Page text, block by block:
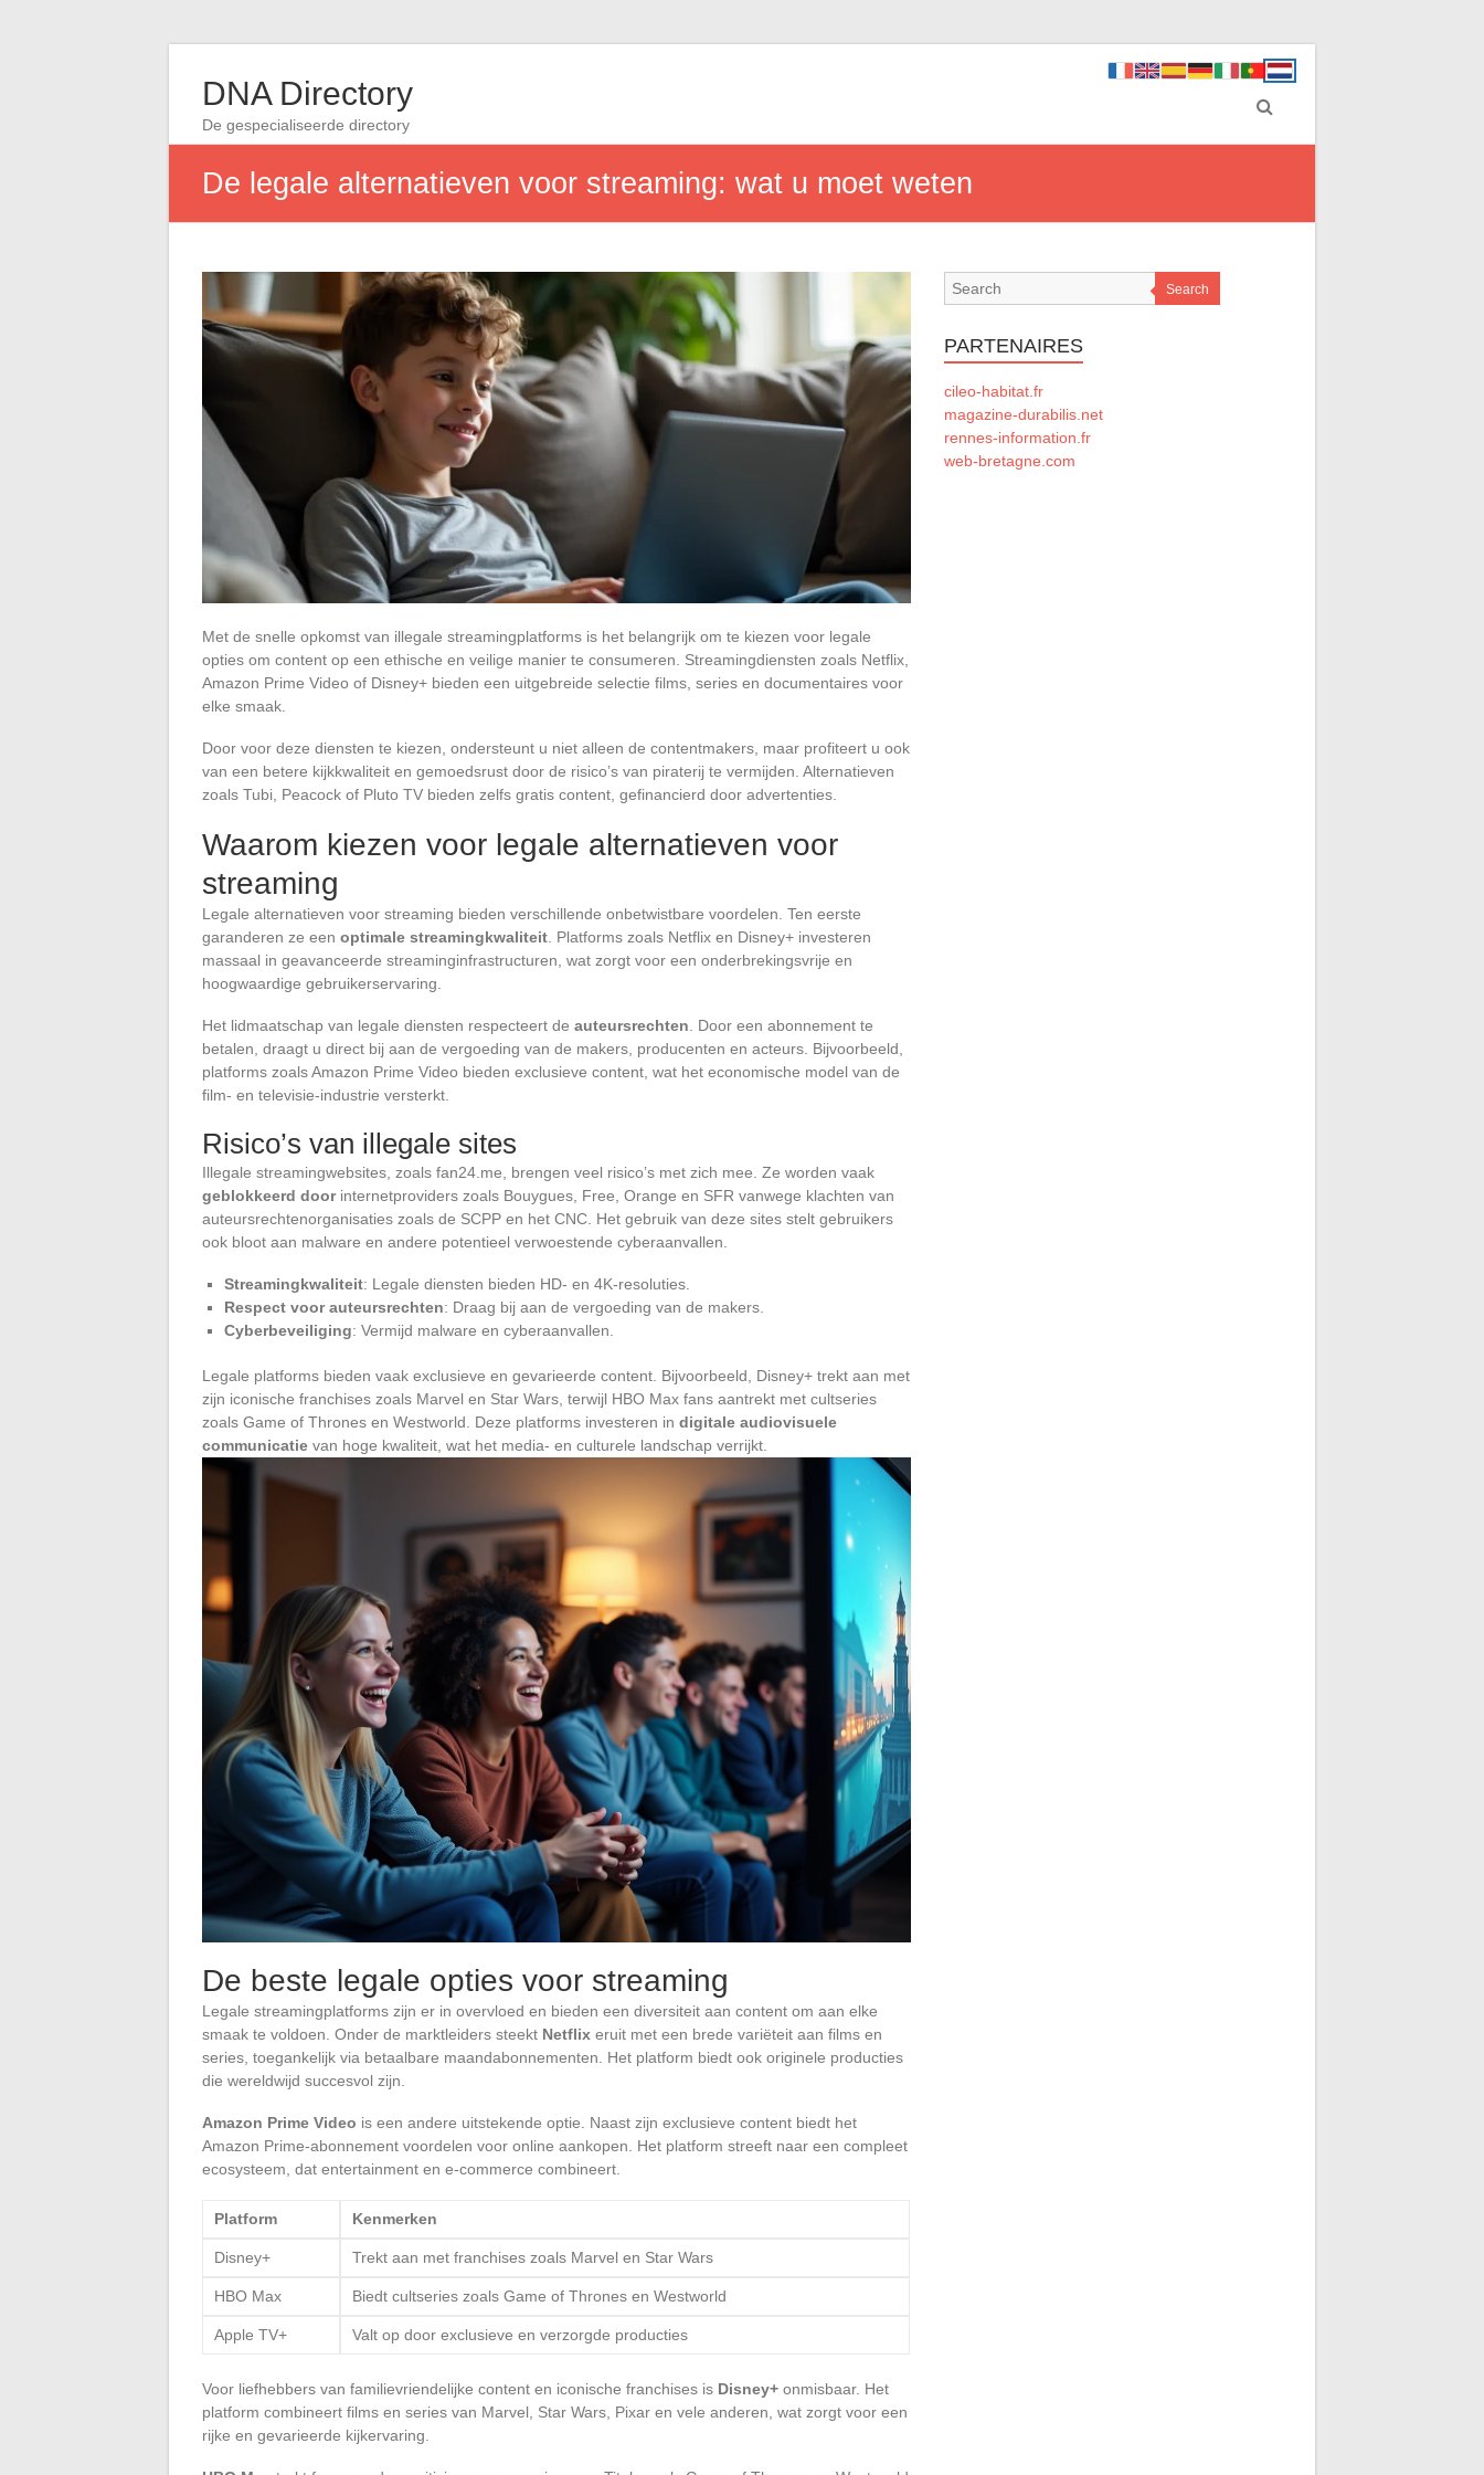
DNA Directory
De gespecialiseerde directory
De legale alternatieven voor streaming: wat u moet weten
Met de snelle opkomst van illegale streamingplatforms is het belangrijk om te kiezen voor legale
opties om content op een ethische en veilige manier te consumeren. Streamingdiensten zoals Netflix,
Amazon Prime Video of Disney+ bieden een uitgebreide selectie films, series en documentaires voor
elke smaak.
Door voor deze diensten te kiezen, ondersteunt u niet alleen de contentmakers, maar profiteert u ook
van een betere kijkkwaliteit en gemoedsrust door de risico’s van piraterij te vermijden. Alternatieven
zoals Tubi, Peacock of Pluto TV bieden zelfs gratis content, gefinancierd door advertenties.
Waarom kiezen voor legale alternatieven voor
streaming
Legale alternatieven voor streaming bieden verschillende onbetwistbare voordelen. Ten eerste
garanderen ze een optimale streamingkwaliteit . Platforms zoals Netflix en Disney+ investeren
massaal in geavanceerde streaminginfrastructuren, wat zorgt voor een onderbrekingsvrije en
hoogwaardige gebruikerservaring.
Het lidmaatschap van legale diensten respecteert de auteursrechten . Door een abonnement te
betalen, draagt u direct bij aan de vergoeding van de makers, producenten en acteurs. Bijvoorbeeld,
platforms zoals Amazon Prime Video bieden exclusieve content, wat het economische model van de
film- en televisie-industrie versterkt.
Risico’s van illegale sites
Illegale streamingwebsites, zoals fan24.me, brengen veel risico’s met zich mee. Ze worden vaak
geblokkeerd doorinternetproviders zoals Bouygues, Free, Orange en SFR vanwege klachten van
auteursrechtenorganisaties zoals de SCPP en het CNC. Het gebruik van deze sites stelt gebruikers
ook bloot aan malware en andere potentieel verwoestende cyberaanvallen.
Streamingkwaliteit: Legale diensten bieden HD- en 4K-resoluties.
Respect voor auteursrechten: Draag bij aan de vergoeding van de makers.
Cyberbeveiliging: Vermijd malware en cyberaanvallen.
Legale platforms bieden vaak exclusieve en gevarieerde content. Bijvoorbeeld, Disney+ trekt aan met
zijn iconische franchises zoals Marvel en Star Wars, terwijl HBO Max fans aantrekt met cultseries
zoals Game of Thrones en Westworld. Deze platforms investeren in digitale audiovisuele
communicatie van hoge kwaliteit, wat het media- en culturele landschap verrijkt.
De beste legale opties voor streaming
Legale streamingplatforms zijn er in overvloed en bieden een diversiteit aan content om aan elke
smaak te voldoen. Onder de marktleiders steekt Netflix eruit met een brede variëteit aan films en
series, toegankelijk via betaalbare maandabonnementen. Het platform biedt ook originele producties
die wereldwijd succesvol zijn.
Amazon Prime Video is een andere uitstekende optie. Naast zijn exclusieve content biedt het
Amazon Prime-abonnement voordelen voor online aankopen. Het platform streeft naar een compleet
ecosysteem, dat entertainment en e-commerce combineert.
Platform Kenmerken
Disney+ Trekt aan met franchises zoals Marvel en Star Wars
HBO Max Biedt cultseries zoals Game of Thrones en Westworld
Apple TV+ Valt op door exclusieve en verzorgde producties
Voor liefhebbers van familievriendelijke content en iconische franchises is Disney+ onmisbaar. Het
platform combineert films en series van Marvel, Star Wars, Pixar en vele anderen, wat zorgt voor een
rijke en gevarieerde kijkervaring.
Search
PARTENAIRES
cileo-habitat.fr
magazine-durabilis.net
rennes-information.fr
web-bretagne.com